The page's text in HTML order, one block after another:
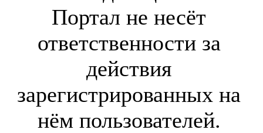
Портал не несёт
ответственности за
действия
зарегистрированных на
нём пользователей.